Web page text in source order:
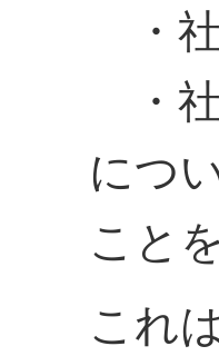
・
・社
につ
こと
これ